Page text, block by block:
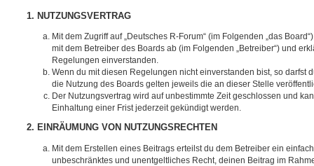
1. NUTZUNGSVERTRAG
Mit dem Zugriff auf „Deutsches R-Forum“ (im Folgenden „das
mit dem Betreiber des Boards ab (im Folgenden „Betreiber“) und
Regelungen einverstanden.
Wenn du mit diesen Regelungen nicht einverstanden bist, so darfst
die Nutzung des Boards gelten jeweils die an dieser Stelle
Der Nutzungsvertrag wird auf unbestimmte Zeit geschlossen und
Einhaltung einer Frist jederzeit gekündigt werden.
2. EINRÄUMUNG VON NUTZUNGSRECHTEN
Mit dem Erstellen eines Beitrags erteilst du dem Betreiber ein
unbeschränktes und unentgeltliches Recht, deinen Beitrag im